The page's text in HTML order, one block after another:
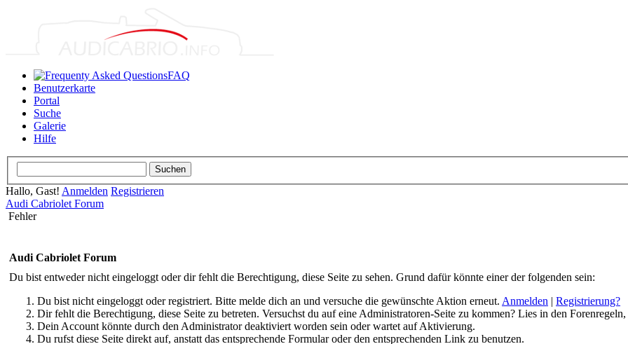
FAQ
Benutzerkarte
Portal
Suche
Galerie
Hilfe
Hallo, Gast! Anmelden Registrieren
Audi Cabriolet Forum
Fehler
Audi Cabriolet Forum
Du bist entweder nicht eingeloggt oder dir fehlt die Berechtigung, diese Seite zu sehen. Grund dafür könnte einer der folgenden sein:
Du bist nicht eingeloggt oder registriert. Bitte melde dich an und versuche die gewünschte Aktion erneut. Anmelden | Registrierung?
Dir fehlt die Berechtigung, diese Seite zu betreten. Versuchst du auf eine Administratoren-Seite zu kommen? Lies in den
Dein Account könnte durch den Administrator deaktiviert worden sein oder wartet auf Aktivierung.
Du rufst diese Seite direkt auf, anstatt das entsprechende Formular oder den entsprechenden Link zu benutzen.